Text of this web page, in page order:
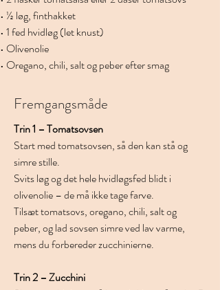
• ½ løg, finthakket
• 1 fed hvidløg (let knust)
• Olivenolie
• Oregano, chili, salt og peber efter smag
Fremgangsmåde
Trin 1 – Tomatsovsen
Start med tomatsovsen, så den kan stå og
simre stille.
Svits løg og det hele hvidløgsfed blidt i
olivenolie – de må ikke tage farve.
Tilsæt tomatsovs, oregano, chili, salt og
peber, og lad sovsen simre ved lav varme,
mens du forbereder zucchinierne.
Trin 2 – Zucchini